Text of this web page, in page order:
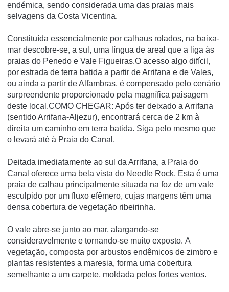
endémica, sendo considerada uma das praias mais
selvagens da Costa Vicentina.
Constituída essencialmente por calhaus rolados, na baixa-
mar descobre-se, a sul, uma língua de areal que a liga às
praias do Penedo e Vale Figueiras.O acesso algo difícil,
por estrada de terra batida a partir de Arrifana e de Vales,
ou ainda a partir de Alfambras, é compensado pelo cenário
surpreendente proporcionado pela magnífica paisagem
deste local.COMO CHEGAR: Após ter deixado a Arrifana
(sentido Arrifana-Aljezur), encontrará cerca de 2 km à
direita um caminho em terra batida. Siga pelo mesmo que
o levará até à Praia do Canal.
Deitada imediatamente ao sul da Arrifana, a Praia do
Canal oferece uma bela vista do Needle Rock. Esta é uma
praia de calhau principalmente situada na foz de um vale
esculpido por um fluxo efêmero, cujas margens têm uma
densa cobertura de vegetação ribeirinha.
O vale abre-se junto ao mar, alargando-se
consideravelmente e tornando-se muito exposto. A
vegetação, composta por arbustos endêmicos de zimbro e
plantas resistentes a maresia, forma uma cobertura
semelhante a um carpete, moldada pelos fortes ventos.